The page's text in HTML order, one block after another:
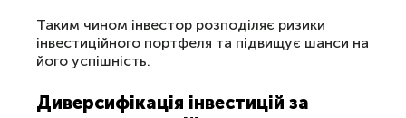
Таким чином інвестор розподіляє ризики
інвестиційного портфеля та підвищує шанси на
його успішність.
Диверсифікація інвестицій за